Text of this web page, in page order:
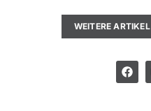
WEITERE